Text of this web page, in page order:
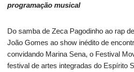
programação musical
Do samba de Zeca Pagodinho ao rap
João Gomes ao show inédito de
convidando Marina Sena, o Festival
festival de artes integradas do Espírito